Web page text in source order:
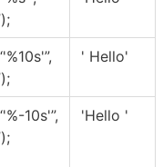
' Hello'
10s'”,
'Hello '